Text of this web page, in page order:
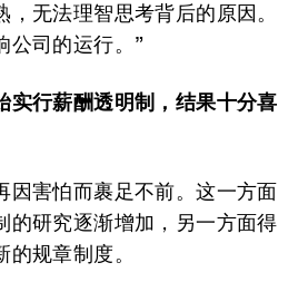
，无法理智思考背后的原因。
公司的运行。”
实行薪酬透明制，结果十分喜
因害怕而裹足不前。这一方面
的研究逐渐增加，另一方面得
规章制度。